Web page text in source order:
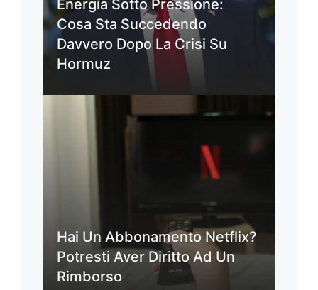
Energia Sotto Pressione:
Cosa Sta Succedendo
Davvero Dopo La Crisi Su
Hormuz
Hai Un Abbonamento Netflix?
Potresti Aver Diritto Ad Un
Rimborso